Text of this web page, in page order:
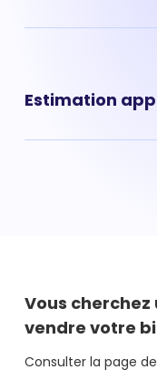
Estimation
dossier d'estimation
gratuite.
Vous
vendre votre
Consulter la page de